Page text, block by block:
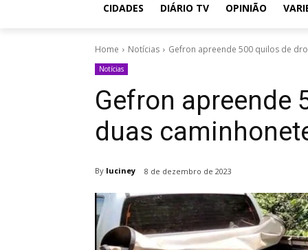
CIDADES DIÁRIO TV OPINIÃO
Home Notícias Gefron apreende 500 quilos de
Notícias
Gefron apreende
duas
By luciney 8 de dezembro de 2023